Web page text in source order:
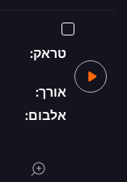
טראק:
אורך:
אלבום: